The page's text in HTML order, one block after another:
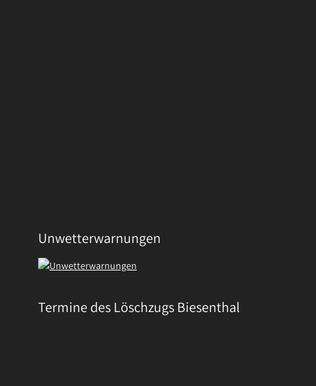
Unwetterwarnungen
Termine des Löschzugs Biesenthal